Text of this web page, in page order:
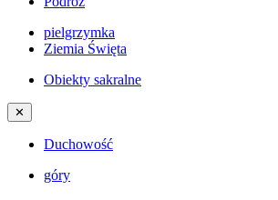
pielgrzymka
Ziemia Święta
Obiekty sakralne
✕
Duchowość
góry